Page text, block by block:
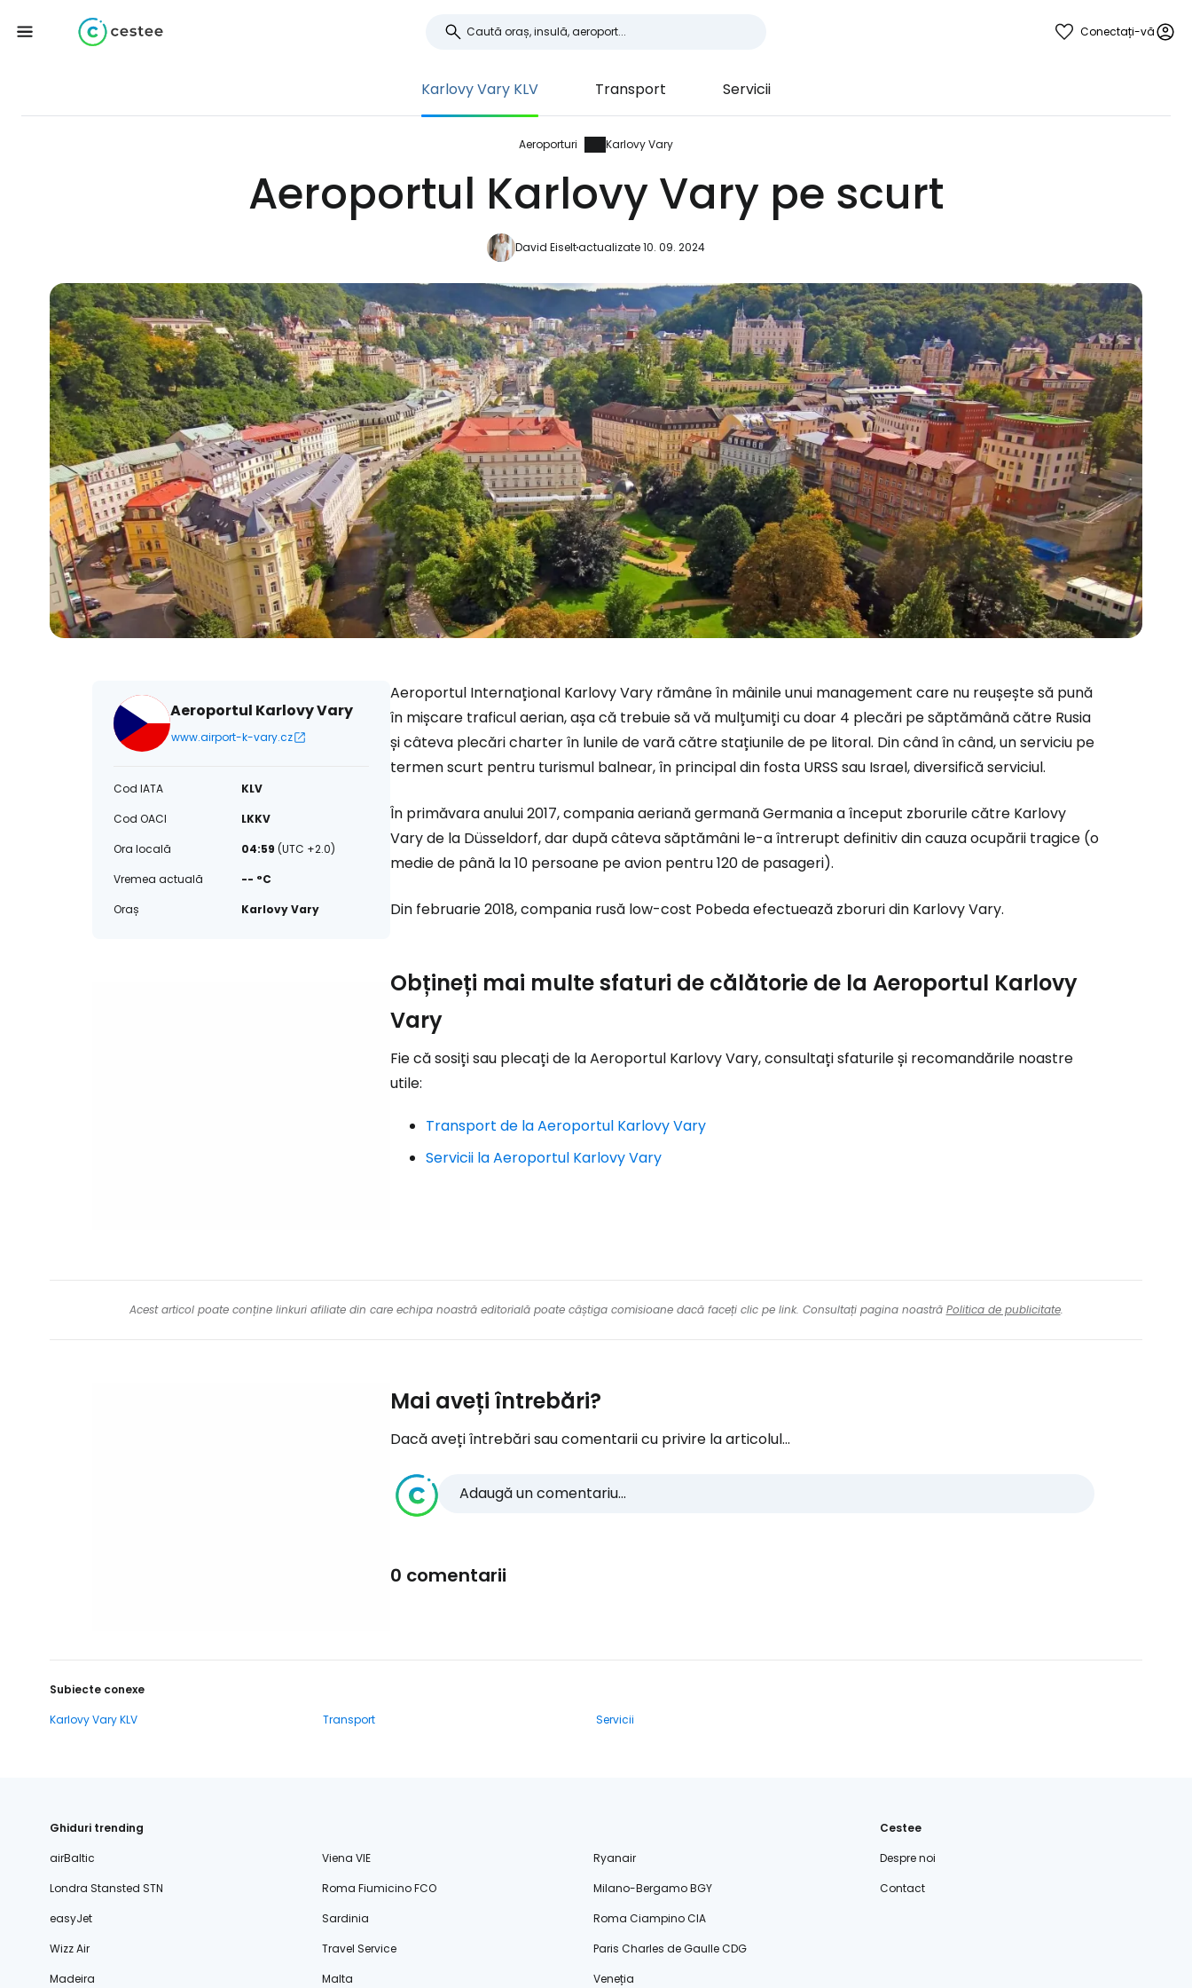
Conectați-vă
Karlovy Vary KLV Transport Servicii
Aeroporturi Karlovy Vary
Aeroportul Karlovy Vary pe scurt
David Eiseltactualizate 10. 09. 2024
Aeroportul Karlovy Vary
www.airport-k-vary.cz
Cod IATA
KLV
Cod OACI
LKKV
Ora locală
04:59 (UTC +2.0)
Vremea actuală
-- °C
Oraș
Karlovy Vary
Aeroportul Internațional Karlovy Vary rămâne în mâinile unui management care nu reușește să pună
în mișcare traficul aerian, așa că trebuie să vă mulțumiți cu doar 4 plecări pe săptămână către Rusia
și câteva plecări charter în lunile de vară către stațiunile de pe litoral. Din când în când, un serviciu pe
termen scurt pentru turismul balnear, în principal din fosta URSS sau Israel, diversifică serviciul.
În primăvara anului 2017, compania aeriană germană Germania a început zborurile către Karlovy
Vary de la Düsseldorf, dar după câteva săptămâni le-a întrerupt definitiv din cauza ocupării tragice (o
medie de până la 10 persoane pe avion pentru 120 de pasageri).
Din februarie 2018, compania rusă low-cost Pobeda efectuează zboruri din Karlovy Vary.
Obțineți mai multe sfaturi de călătorie de la Aeroportul Karlovy
Vary
Fie că sosiți sau plecați de la Aeroportul Karlovy Vary, consultați sfaturile și recomandările noastre
utile:
Transport de la Aeroportul Karlovy Vary
Servicii la Aeroportul Karlovy Vary
Acest articol poate conține linkuri afiliate din care echipa noastră editorială poate câștiga comisioane dacă faceți clic pe link. Consultați pagina noastră Politica de publicitate.
Mai aveți întrebări?
Dacă aveți întrebări sau comentarii cu privire la articolul...
Adaugă un comentariu...
0 comentarii
Subiecte conexe
Karlovy Vary KLV
Transport Servicii
Ghiduri trending
airBaltic
Viena VIE
Ryanair
Londra Stansted STN
Roma Fiumicino FCO
Milano-Bergamo BGY
easyJet
Sardinia
Roma Ciampino CIA
Wizz Air
Travel Service
Paris Charles de Gaulle CDG
Madeira
Malta Veneția
Cestee
Despre noi
Contact
Conectați-vă la Cestee
... comunitatea mondială a călătorilor
Continuați cu Google